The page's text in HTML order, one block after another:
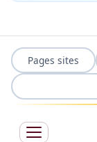
Pages sites